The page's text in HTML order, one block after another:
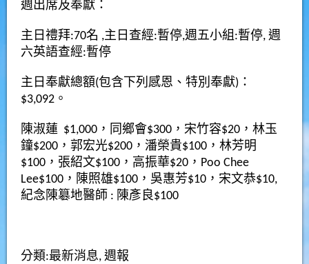
週出席及奉獻 ：
主日禮拜:70名 ,主日查經:暫停,週五小組:暫停, 週
六英語查經:暫停
主日奉獻總額(包含下列感恩、特別奉獻)：
$3,092。
陳淑蓮 $1,000，同鄉會$300，宋竹容$20，林玉
鐘$200，郭宏光$200，潘榮貴$100，林芳明
$100，張紹文$100，高振華$20，Poo Chee
Lee$100，陳照雄$100，吳惠芳$10，宋文恭$10,
紀念陳簒地醫師 : 陳彥良$100
分類:最新消息, 週報